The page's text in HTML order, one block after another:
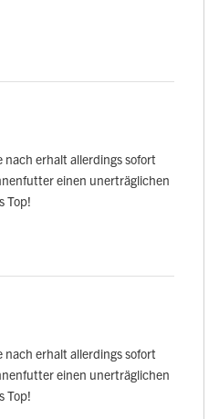
nach erhalt allerdings sofort
einen unerträglichen
Top!
nach erhalt allerdings sofort
einen unerträglichen
Top!